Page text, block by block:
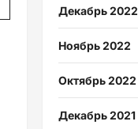
Декабрь 2022
Ноябрь 2022
Октябрь 2022
Декабрь 2021